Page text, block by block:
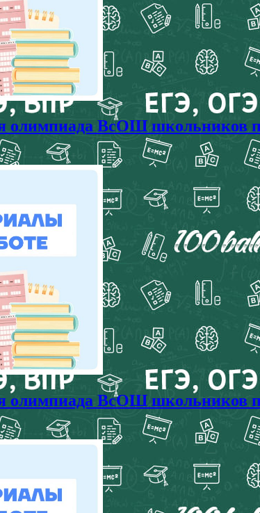
олимпиада ВсОШ
олимпиада ВсОШ школьников